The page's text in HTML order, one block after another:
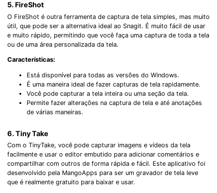
5. FireShot
O FireShot é outra ferramenta de captura de tela simples, mas muito
útil, que pode ser a alternativa ideal ao Snagit. É muito fácil de usar
e muito rápido, permitindo que você faça uma captura de toda a tela
ou de uma área personalizada da tela.
Características:
Está disponível para todas as versões do Windows.
É uma maneira ideal de fazer capturas de tela rapidamente.
Você pode capturar a tela inteira ou uma seção da tela.
Permite fazer alterações na captura de tela e até anotações
de várias maneiras.
6. Tiny Take
Com o TinyTake, você pode capturar imagens e vídeos da tela
facilmente e usar o editor embutido para adicionar comentários e
compartilhar com outros de forma rápida e fácil. Este aplicativo foi
desenvolvido pela MangoApps para ser um gravador de tela leve
que é realmente gratuito para baixar e usar.